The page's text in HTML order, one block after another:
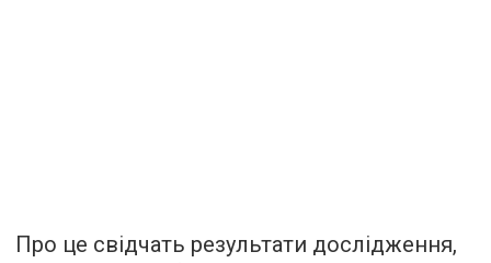
Про це свідчать результати дослідження,